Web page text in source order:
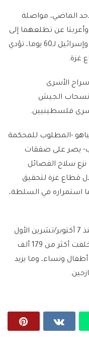
الماضي، مواصلة
عن تطلعهما إلى
سرعة التوصل لهدنة مؤقتة بين حماس وإسرائيل لـ60 يوما، تؤدي
غزة.
الأسرى
وانسحاب الجيش
فلسطينيين.
-المطلوب للمحكمة
يصر على صفقات
سلاح الفصائل
قطاع غزة لتحقيق
استمراره في السلطة،
وبدعم أميركي مطلق، ترتكب إسرائيل منذ 7 أكتوبر/تشرين الأول
2023 جرائم إبادة جماعية في قطاع غزة خلفت أكثر من 179 ألف
ونساء، وما يزيد